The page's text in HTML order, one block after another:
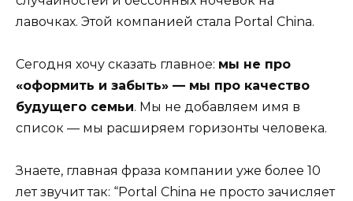
лавочках. Этой компанией стала Portal China.
Сегодня хочу сказать главное: мы не про
«оформить и забыть» — мы про качество
будущего семьи. Мы не добавляем имя в
список — мы расширяем горизонты человека.
Знаете, главная фраза компании уже более 10
лет звучит так: “Portal China не просто зачисляет